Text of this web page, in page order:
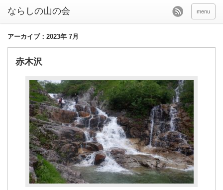
menu
アーカイブ：2023年 7月
赤木沢